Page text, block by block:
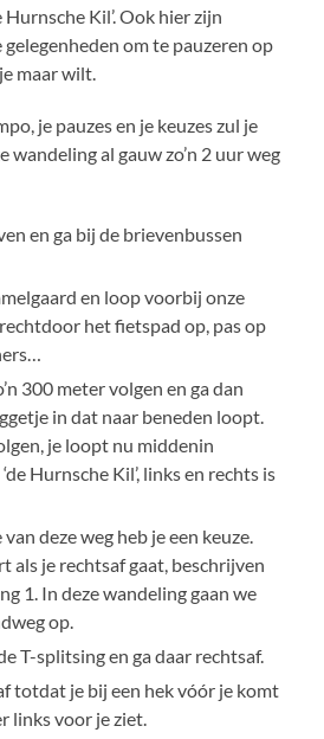
Kil’. Ook hier zijn
om te pauzeren op
maar wilt.
je pauzes en je keuzes zul je
wandeling al gauw zo’n 2 uur weg
en ga bij de brievenbussen
en loop voorbij onze
het fietspad op, pas op
300 meter volgen en ga dan
in dat naar beneden loopt.
je loopt nu middenin
Hurnsche Kil’, links en rechts is
deze weg heb je een keuze.
als je rechtsaf gaat, beschrijven
1. In deze wandeling gaan we
op.
T-splitsing en ga daar rechtsaf.
totdat je bij een hek vóór je komt
links voor je ziet.